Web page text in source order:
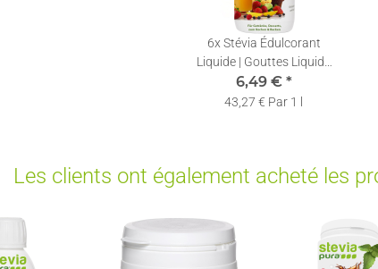
6x Stévia Édulcorant
Liquide | Gouttes Liquide
de Stévia Pure | Stévia
Liquide | 150ml
6,49 € *
43,27 € Par 1 l
Les clients ont également acheté les